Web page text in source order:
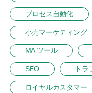
プロセス自動化
小売マーケティング
MA ツール
SEO トラ
ロイヤルカスタマー